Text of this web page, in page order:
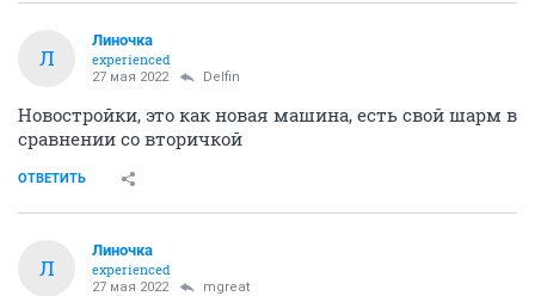
Л
Линочка
experienced
27 мая 2022 Delfin
Новостройки, это как новая машина, есть свой шарм в
сравнении со вторичкой
ОТВЕТИТЬ
Л
Линочка
experienced
27 мая 2022 mgreat